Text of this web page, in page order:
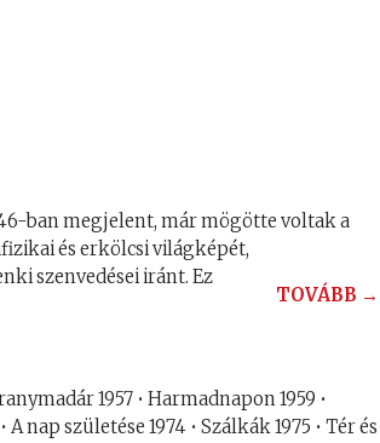
ban megjelent, már mögötte voltak a
és erkölcsi világképét,
szenvedései iránt. Ez
TOVÁBB →
1957 • Harmadnapon 1959 •
nap születése 1974 • Szálkák 1975 • Tér és